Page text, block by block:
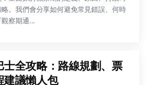
。我們會分享如何避免常見錯誤、何時
察期通...
士全攻略：路線規劃、票
建議懶人包